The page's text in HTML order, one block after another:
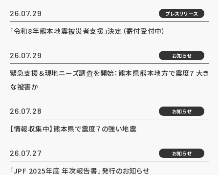
26.07.29 プレスリリース
「令和8年熊本地震被災者支援」決定（寄付受付中）
26.07.29 お知らせ
緊急支援＆現地ニーズ調査を開始：熊本県熊本地方で震度7 大き
な被害か
26.07.28 お知らせ
【情報収集中】熊本県で震度７の強い地震
26.07.27 お知らせ
「JPF 2025年度 年次報告書」発行のお知らせ